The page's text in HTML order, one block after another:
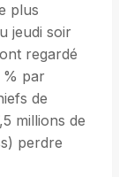
plus
jeudi soir
regardé
% par
de
millions de
perdre